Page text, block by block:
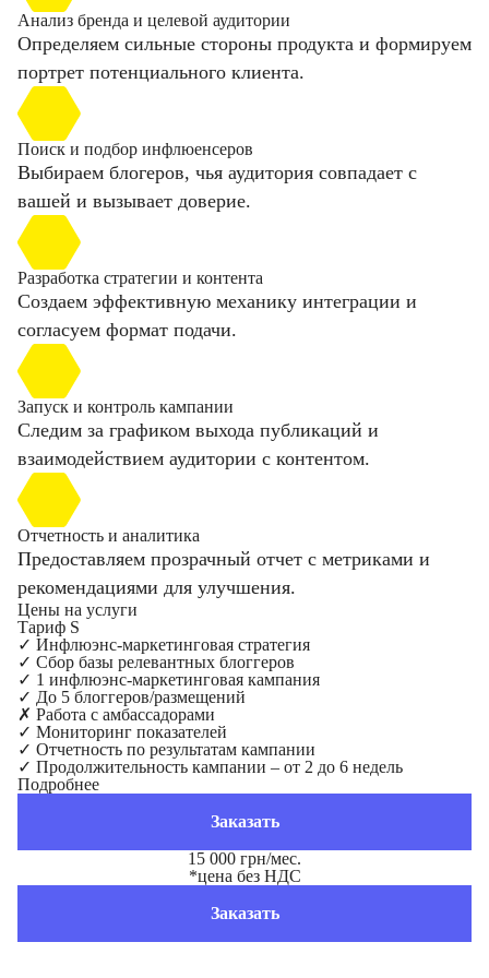
Анализ бренда и целевой аудитории
Определяем сильные стороны продукта и формируем
портрет потенциального клиента.
Поиск и подбор инфлюенсеров
Выбираем блогеров, чья аудитория совпадает с
вашей и вызывает доверие.
Разработка стратегии и контента
Создаем эффективную механику интеграции и
согласуем формат подачи.
Запуск и контроль кампании
Следим за графиком выхода публикаций и
взаимодействием аудитории с контентом.
Отчетность и аналитика
Предоставляем прозрачный отчет с метриками и
рекомендациями для улучшения.
Цены на услуги
Тариф S
✓ Инфлюэнс-маркетинговая стратегия
✓ Сбор базы релевантных блоггеров
✓ 1 инфлюэнс-маркетинговая кампания
✓ До 5 блоггеров/размещений
✗ Работа с амбассадорами
✓ Мониторинг показателей
✓ Отчетность по результатам кампании
✓ Продолжительность кампании – от 2 до 6 недель
Подробнее
Заказать
15 000 грн/мес.
*цена без НДС
Заказать